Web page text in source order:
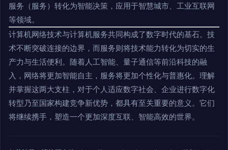
服务（服务）转化为智能决策，应用于智慧城市、工业互联网
等领域。
计算机网络技术与计算机服务共同构成了数字时代的基石。技
术不断突破连接的边界，而服务则将技术能力转化为切实的生
产力与生活便利。随着人工智能、量子通信等前沿科技的融
入，网络将更加智能自主，服务将更加个性化与普惠化。理解
并掌握这两大支柱，对于个人适应数字社会、企业进行数字化
转型乃至国家构建竞争新优势，都具有至关重要的意义。它们
将继续携手，塑造一个更加深度互联、智能高效的世界。